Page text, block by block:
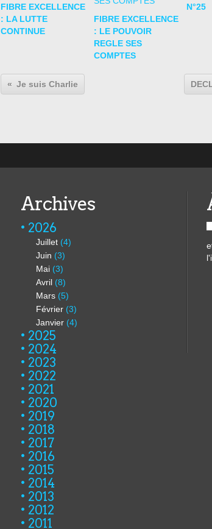
FIBRE EXCELLENCE
: LA LUTTE
CONTINUE
FIBRE EXCELLENCE
: LE POUVOIR
REGLE SES
COMPTES
N°25
Je suis Charlie
Archives
2026
Juillet (4)
Juin (3)
Mai (3)
Avril (8)
Mars (5)
Février (3)
Janvier (4)
2025
2024
2023
2022
2021
2020
2019
2018
2017
2016
2015
2014
2013
2012
2011